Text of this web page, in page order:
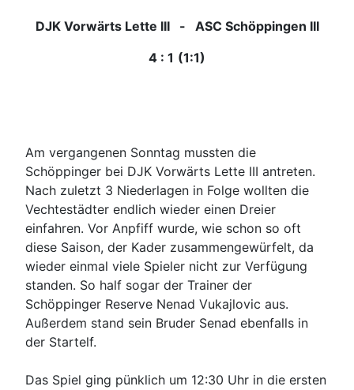
DJK Vorwärts Lette III - ASC Schöppingen III
4 : 1 (1:1)
Am vergangenen Sonntag mussten die
Schöppinger bei DJK Vorwärts Lette III antreten.
Nach zuletzt 3 Niederlagen in Folge wollten die
Vechtestädter endlich wieder einen Dreier
einfahren. Vor Anpfiff wurde, wie schon so oft
diese Saison, der Kader zusammengewürfelt, da
wieder einmal viele Spieler nicht zur Verfügung
standen. So half sogar der Trainer der
Schöppinger Reserve Nenad Vukajlovic aus.
Außerdem stand sein Bruder Senad ebenfalls in
der Startelf.
Das Spiel ging pünklich um 12:30 Uhr in die ersten